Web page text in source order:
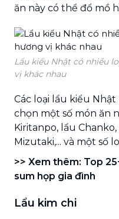
ăn này có thể đổ mồ
Lẩu kiểu Nhật có nhiều
vị khác nhau
Các loại lẩu kiểu
chọn một số món ăn
Kiritanpo, lẩu
Mizutaki,... và một số
>> Xem thêm: Top
sum họp gia đình
Lẩu kim chi